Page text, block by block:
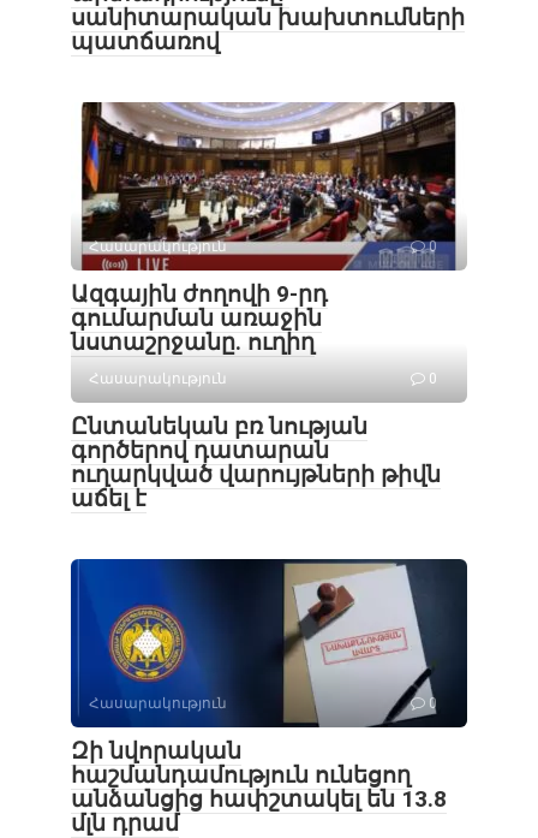
սանիտարական խախտումների
պատճառով
Հասարակություն 0
Ազգային ժողովի 9-րդ
գումարման առաջին
նստաշրջանը. ուղիղ
Հասարակություն 0
Ընտանեկան բռ նության
գործերով դատարան
ուղարկված վարույթների թիվն
աճել է
Հասարակություն 0
Զի նվորական
հաշմանդամություն ունեցող
անձանցից հափշտակել են 13.8
մլն դրամ